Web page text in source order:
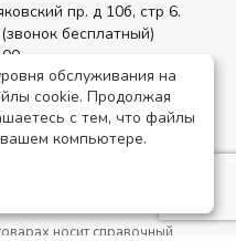
пр. д 10б, стр 6.
бесплатный)
носит справочный
обслуживания на
cookie. Продолжая
с тем, что файлы
вашем компьютере.